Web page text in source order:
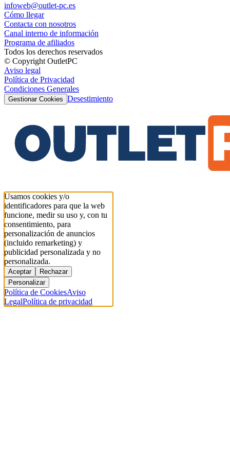
infoweb@outlet-pc.es
Cómo llegar
Contacta con nosotros
Canal interno de información
Programa de afiliados
Todos los derechos reservados
© Copyright OutletPC
Aviso legal
Política de Privacidad
Condiciones Generales
Gestionar Cookies Desestimiento
Usamos cookies y/o
identificadores para que la web
funcione, medir su uso y, con tu
consentimiento, para
personalización de anuncios
(incluido remarketing) y
publicidad personalizada y no
personalizada.
Aceptar
Rechazar
Personalizar
Política de CookiesAviso
LegalPolítica de privacidad